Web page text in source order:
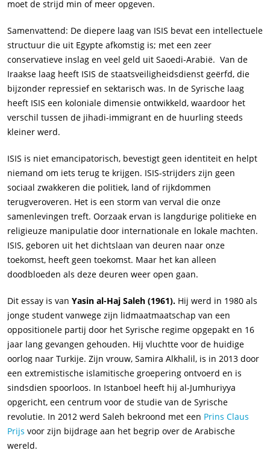
moet de strijd min of meer opgeven.
Samenvattend: De diepere laag van ISIS bevat een intellectuele
structuur die uit Egypte afkomstig is; met een zeer
conservatieve inslag en veel geld uit Saoedi-Arabië. Van de
Iraakse laag heeft ISIS de staatsveiligheidsdienst geërfd, die
bijzonder repressief en sektarisch was. In de Syrische laag
heeft ISIS een koloniale dimensie ontwikkeld, waardoor het
verschil tussen de jihadi-immigrant en de huurling steeds
kleiner werd.
ISIS is niet emancipatorisch, bevestigt geen identiteit en helpt
niemand om iets terug te krijgen. ISIS-strijders zijn geen
sociaal zwakkeren die politiek, land of rijkdommen
terugveroveren. Het is een storm van verval die onze
samenlevingen treft. Oorzaak ervan is langdurige politieke en
religieuze manipulatie door internationale en lokale machten.
ISIS, geboren uit het dichtslaan van deuren naar onze
toekomst, heeft geen toekomst. Maar het kan alleen
doodbloeden als deze deuren weer open gaan.
Dit essay is van Yasin al-Haj Saleh (1961). Hij werd in 1980 als
jonge student vanwege zijn lidmaatmaatschap van een
oppositionele partij door het Syrische regime opgepakt en 16
jaar lang gevangen gehouden. Hij vluchtte voor de huidige
oorlog naar Turkije. Zijn vrouw, Samira Alkhalil, is in 2013 door
een extremistische islamitische groepering ontvoerd en is
sindsdien spoorloos. In Istanboel heeft hij al-Jumhuriyya
opgericht, een centrum voor de studie van de Syrische
revolutie. In 2012 werd Saleh bekroond met een Prins Claus
Prijs voor zijn bijdrage aan het begrip over de Arabische
wereld.